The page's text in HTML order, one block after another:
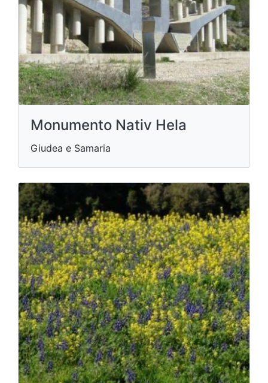
Monumento Nativ Hela
Giudea e Samaria